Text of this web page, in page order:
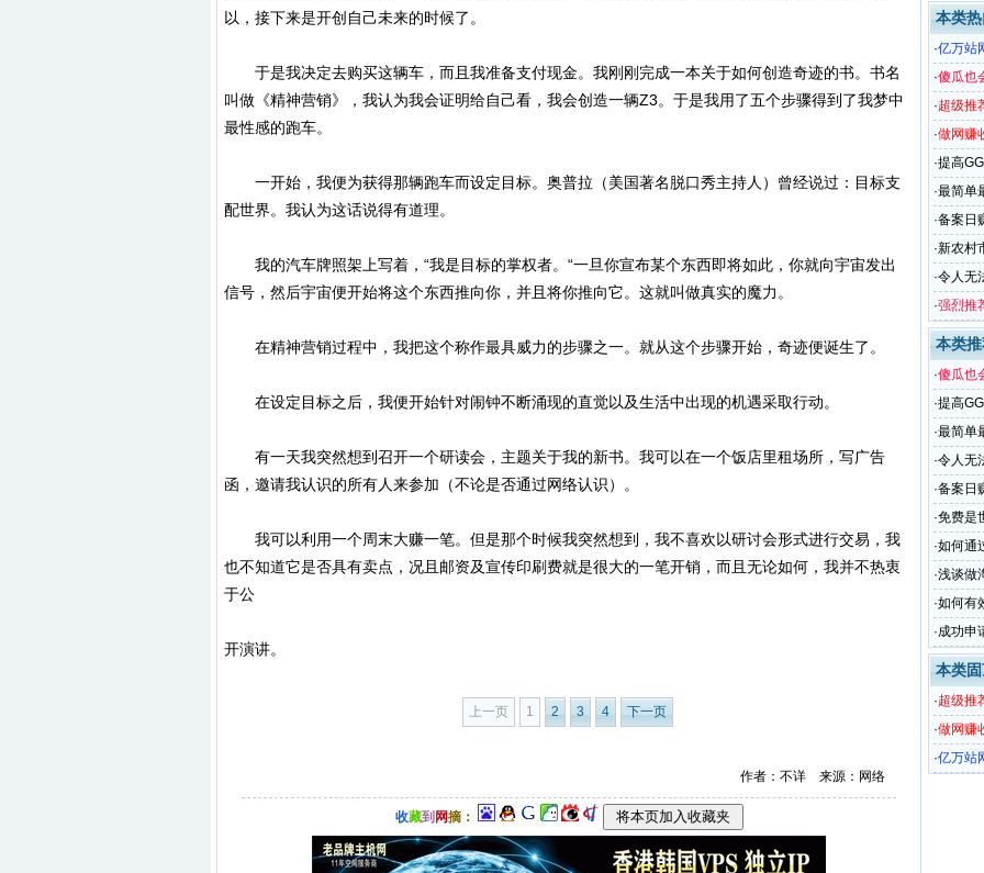
以，接下来是开创自己未来的时候了。
于是我决定去购买这辆车，而且我准备支付现金。我刚刚完成一本关于如何创造奇迹的书。书名
叫做《精神营销》，我认为我会证明给自己看，我会创造一辆Z3。于是我用了五个步骤得到了我梦中
最性感的跑车。
一开始，我便为获得那辆跑车而设定目标。奥普拉（美国著名脱口秀主持人）曾经说过：目标支
配世界。我认为这话说得有道理。
我的汽车牌照架上写着，“我是目标的掌权者。“一旦你宣布某个东西即将如此，你就向宇宙发出
信号，然后宇宙便开始将这个东西推向你，并且将你推向它。这就叫做真实的魔力。
在精神营销过程中，我把这个称作最具威力的步骤之一。就从这个步骤开始，奇迹便诞生了。
在设定目标之后，我便开始针对闹钟不断涌现的直觉以及生活中出现的机遇采取行动。
有一天我突然想到召开一个研读会，主题关于我的新书。我可以在一个饭店里租场所，写广告
函，邀请我认识的所有人来参加（不论是否通过网络认识）。
我可以利用一个周末大赚一笔。但是那个时候我突然想到，我不喜欢以研讨会形式进行交易，我
也不知道它是否具有卖点，况且邮资及宣传印刷费就是很大的一笔开销，而且无论如何，我并不热衷
于公
开演讲。
上一页 1 2 3 4 下一页
作者：不详 来源：网络
收藏到 网摘：
本类
·亿万站
·傻瓜也
·超级推
作详细
·做网赚
帐户注
·提高
·最简单
·备案日
·新农村
·令人无
·强烈推
联盟
本类
·傻瓜也
·提高
·最简单
·令人无
·备案日
·免费是
·如何通
·浅谈做
·如何有
·成功申
百度网
本类
·超级推
作详细
·做网赚
帐户注
·亿万站